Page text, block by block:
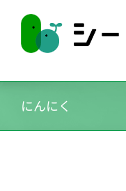
content
にんにく